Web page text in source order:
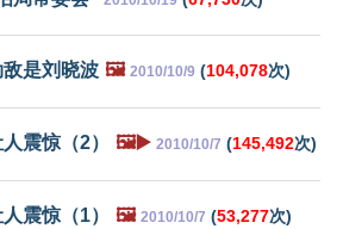
是刘晓波 🖼️ 2010/10/9 (104,078次)
震惊（2） 🖼️▶️ 2010/10/7 (145,492次)
震惊（1） 🖼️ 2010/10/7 (53,277次)